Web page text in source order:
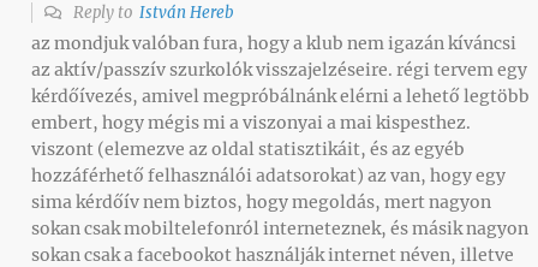
Reply to István Hereb
az mondjuk valóban fura, hogy a klub nem igazán kíváncsi
az aktív/passzív szurkolók visszajelzéseire. régi tervem egy
kérdőívezés, amivel megpróbálnánk elérni a lehető legtöbb
embert, hogy mégis mi a viszonyai a mai kispesthez.
viszont (elemezve az oldal statisztikáit, és az egyéb
hozzáférhető felhasználói adatsorokat) az van, hogy egy
sima kérdőív nem biztos, hogy megoldás, mert nagyon
sokan csak mobiltelefonról interneteznek, és másik nagyon
sokan csak a facebookot használják internet néven, illetve